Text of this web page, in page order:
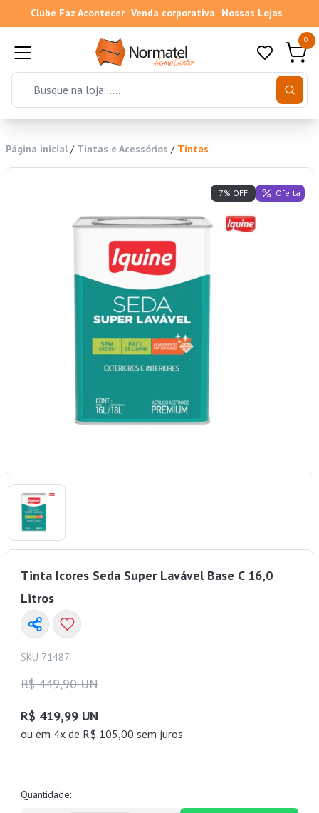
Clube Faz Acontecer Venda corporativa Nossas Lojas
0
Página inicial / Tintas e Acessórios / Tintas
7% OFF Oferta
Tinta Icores Seda Super Lavável Base C 16,0
Litros
SKU 71487
R$ 449,90 UN
R$ 419,99 UN
ou em 4x de R$ 105,00 sem juros
Quantidade: